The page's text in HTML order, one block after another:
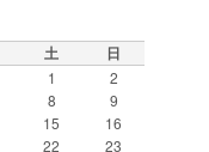
土 日
1
2
8
9
15
16
22
23